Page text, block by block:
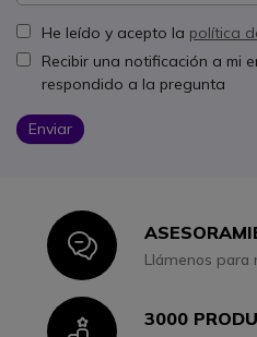
He leído y acepto la política
Recibir una notificación a mi
respondido a la pregunta
Enviar
IconLlámenos para
3000